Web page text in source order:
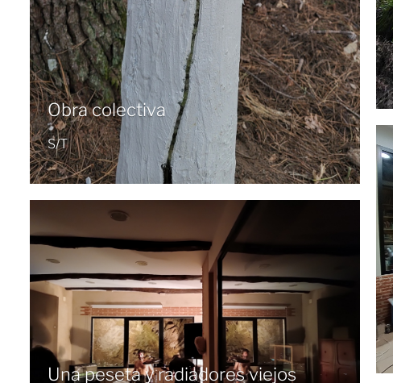
Obra colectiva
S/T
Una peseta y radiadores viejos